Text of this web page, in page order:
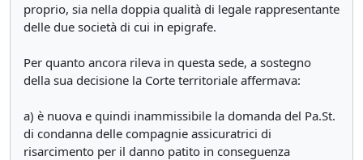
proprio, sia nella doppia qualità di legale rappresentante
delle due società di cui in epigrafe.
Per quanto ancora rileva in questa sede, a sostegno
della sua decisione la Corte territoriale affermava:
a) è nuova e quindi inammissibile la domanda del Pa.St.
di condanna delle compagnie assicuratrici di
risarcimento per il danno patito in conseguenza